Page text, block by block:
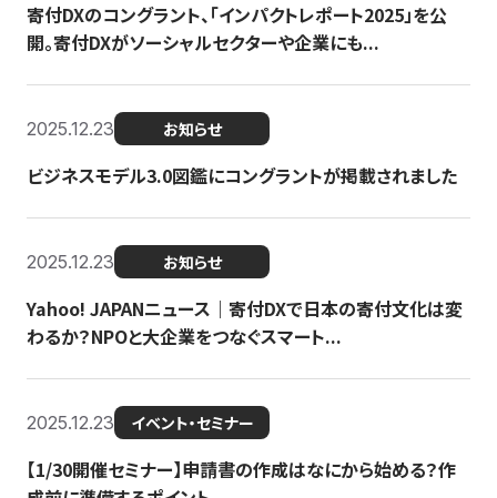
寄付DXのコングラント、「インパクトレポート2025」を公
開。寄付DXがソーシャルセクターや企業にも...
2025.12.23 お知らせ
ビジネスモデル3.0図鑑にコングラントが掲載されました
2025.12.23 お知らせ
Yahoo! JAPANニュース｜寄付DXで日本の寄付文化は変
わるか？NPOと大企業をつなぐスマート...
2025.12.23 イベント・セミナー
【1/30開催セミナー】申請書の作成はなにから始める？作